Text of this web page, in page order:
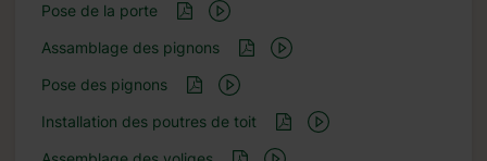
Pose de la porte
Assamblage des pignons
Pose des pignons
Installation des poutres de toit